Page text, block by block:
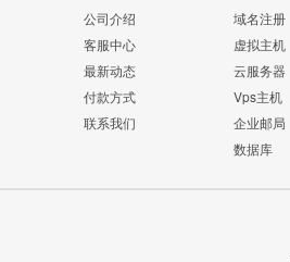
公司介绍
客服中心
最新动态
付款方式
联系我们
域名注册
虚拟主机
云服务器
Vps主机
企业邮局
数据库